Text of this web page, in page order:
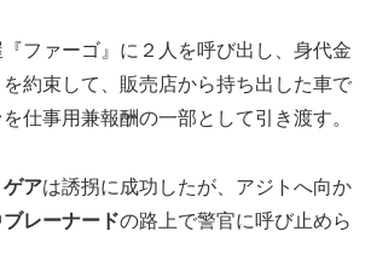
ファーゴ』に２人を呼び出し、身代金
約束して、販売店から持ち出した車で
を仕事用兼報酬の一部として引き渡す。
ゲアは誘拐に成功したが、アジトへ向か
ブレーナードの路上で警官に呼び止めら